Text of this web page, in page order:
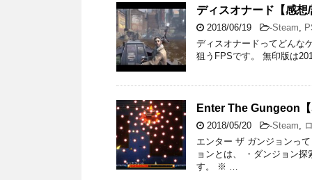
ディスオナード【感想
2018/06/19 -Steam,
ディスオナードってどんな
狙うFPSです。 無印版は
Enter The Gungeon
2018/05/20 -Steam,
エンター ザ ガンジョンっ
ョンとは、 ・ダンジョン
す。 ※ …